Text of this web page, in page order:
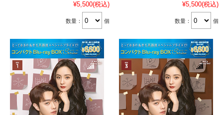
¥5,500(税込)
数量： 個
¥5,500(税込)
数量： 個